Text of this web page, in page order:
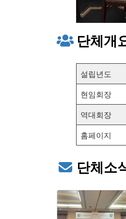
단체개
설립년도
현임회장
역대회장
홈페이지
단체소